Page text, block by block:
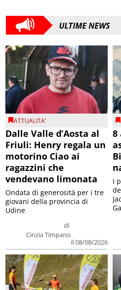
ULTIME NEWS
ATTUALITA'
Dalle Valle d’Aosta al
Friuli: Henry regala un
motorino Ciao ai
ragazzini che
vendevano limonata
di
Cinzia Timpano
il 08/08/2026
Ondata di generosità per i tre
giovani della provincia di
Udine
8
I